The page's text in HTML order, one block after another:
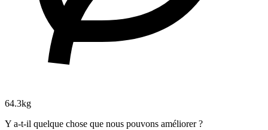
64.3kg
Y a-t-il quelque chose que nous pouvons améliorer ?